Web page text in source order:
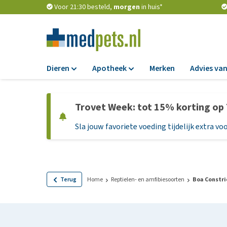
Voor 21:30 besteld, morgen in huis*
Dieren
Hondenbrokken
Natvoer
Graanvrij
Apotheek
Vlooien en teken
Ontworming
Probiotica en
Merken Advies
Trovet Week: tot 15% korting
Sla jouw favoriete voeding tijdelijk extra
Terug Home Reptielen- en amfibiesoorten Boa